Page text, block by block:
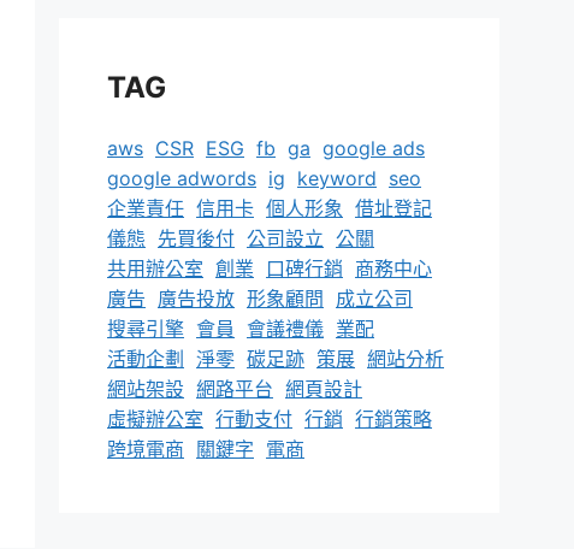
TAG
aws CSR ESG fb ga google ads
google adwords ig keyword seo
企業責任 信用卡 個人形象 借址登記
儀態 先買後付 公司設立 公關
共用辦公室 創業 口碑行銷 商務中心
廣告 廣告投放 形象顧問
成立公司
搜尋引擎 會員 會議禮儀 業配
活動企劃
淨零 碳足跡 策展 網站分析
網站架設 網路平台 網頁設計
虛擬辦公室 行動支付 行銷 行銷策略
跨境電商
關鍵字 電商